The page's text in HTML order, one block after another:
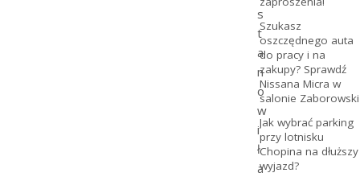
s
t
a
n
o
w
i
ł
a
Szukasz
oszczędnego auta
do pracy i na
zakupy? Sprawdź
Nissana Micra w
salonie Zaborowski
Jak wybrać parking
przy lotnisku
Chopina na dłuższy
wyjazd?